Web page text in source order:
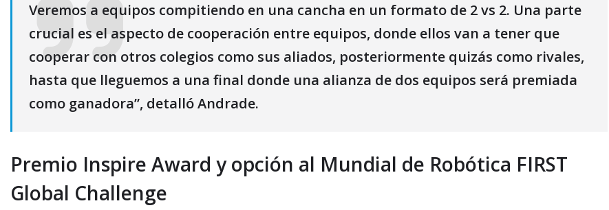
Veremos a equipos compitiendo en una cancha en un formato de 2 vs 2. Una parte
crucial es el aspecto de cooperación entre equipos, donde ellos van a tener que
cooperar con otros colegios como sus aliados, posteriormente quizás como rivales,
hasta que lleguemos a una final donde una alianza de dos equipos será premiada
como ganadora”, detalló Andrade.
Premio Inspire Award y opción al Mundial de Robótica FIRST
Global Challenge